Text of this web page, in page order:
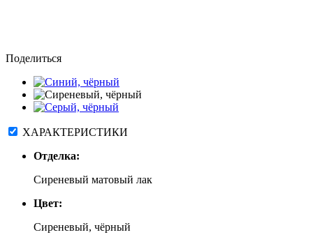
Поделиться
ХАРАКТЕРИСТИКИ
Отделка:
Сиреневый матовый лак
Цвет:
Сиреневый, чёрный